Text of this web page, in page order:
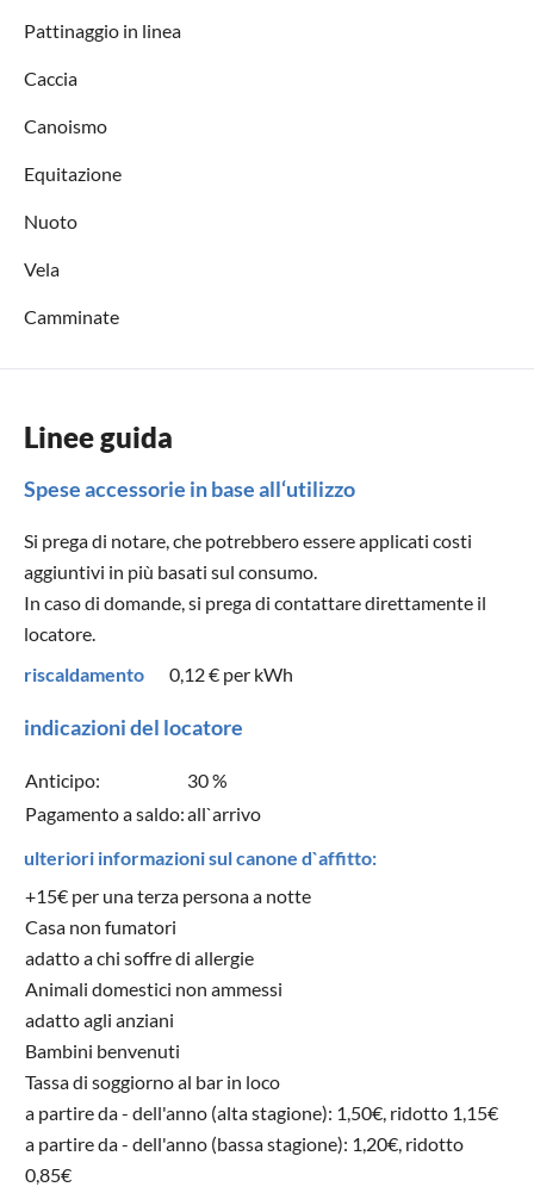
Pattinaggio in linea
Caccia
Canoismo
Equitazione
Nuoto
Vela
Camminate
Linee guida
Spese accessorie in base all‘utilizzo
Si prega di notare, che potrebbero essere applicati costi
aggiuntivi in più basati sul consumo.
In caso di domande, si prega di contattare direttamente il
locatore.
riscaldamento
0,12 € per kWh
indicazioni del locatore
Anticipo:
30 %
Pagamento a saldo:all`arrivo
ulteriori informazioni sul canone d`affitto:
+15€ per una terza persona a notte
Casa non fumatori
adatto a chi soffre di allergie
Animali domestici non ammessi
adatto agli anziani
Bambini benvenuti
Tassa di soggiorno al bar in loco
a partire da - dell'anno (alta stagione): 1,50€, ridotto 1,15€
a partire da - dell'anno (bassa stagione): 1,20€, ridotto
0,85€